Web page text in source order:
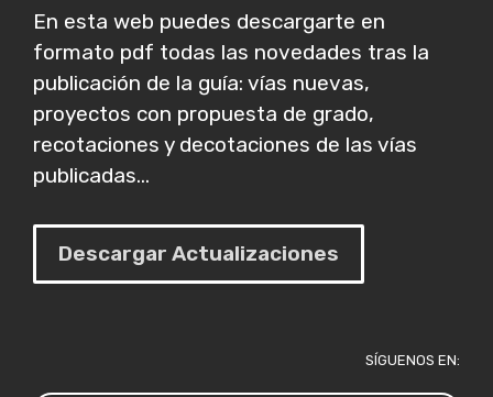
En esta web puedes descargarte en
formato pdf todas las novedades tras la
publicación de la guía: vías nuevas,
proyectos con propuesta de grado,
recotaciones y decotaciones de las vías
publicadas...
Descargar Actualizaciones
SÍGUENOS EN: